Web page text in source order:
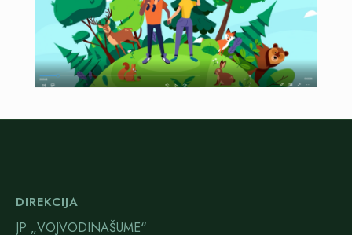
DIREKCIJA
JP „VOJVODINAŠUME“